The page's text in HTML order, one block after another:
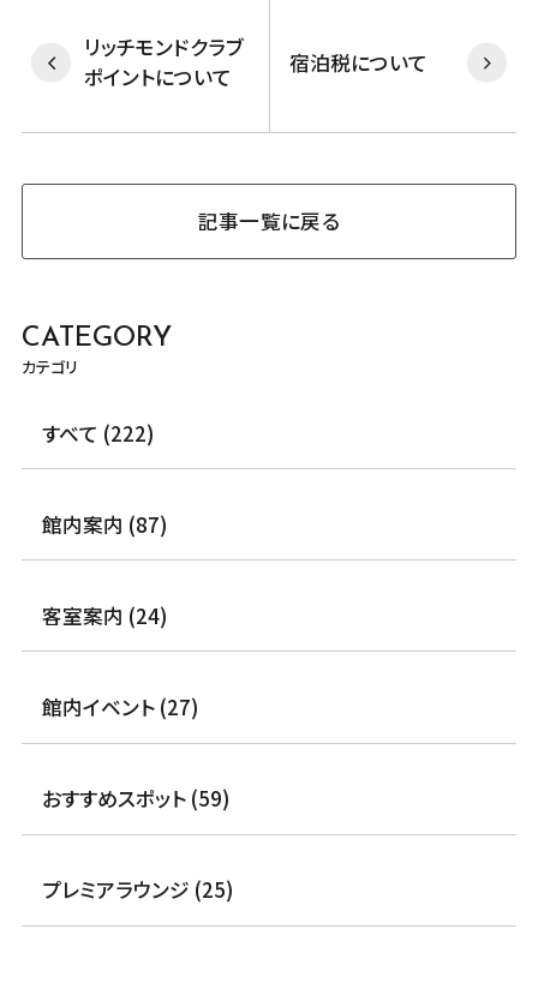
リッチモンドクラブ
ポイントについて
宿泊税について
記事一覧に戻る
CATEGORY
カテゴリ
すべて (222)
館内案内 (87)
客室案内 (24)
館内イベント (27)
おすすめスポット (59)
プレミアラウンジ (25)